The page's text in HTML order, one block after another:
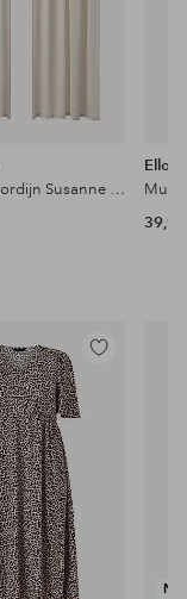
Multibandgordijn Susanne 2-pak
Ellos
39,99
Toevoegen